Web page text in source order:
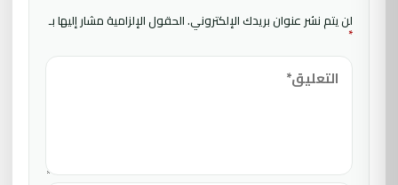
لن يتم نشر عنوان بريدك الإلكتروني.الحقول الإلزامية مشار إليها بـ
*